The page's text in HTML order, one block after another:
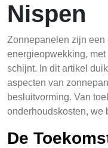
Nispen
Zonnepanelen zijn een
energieopwekking,
schijnt. In dit artikel
aspecten van
besluitvorming. Van
onderhoudskosten, we
De